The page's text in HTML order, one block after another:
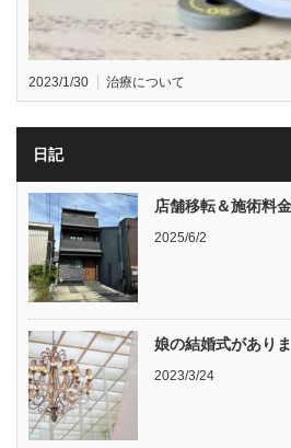
2023/1/30 治療について
日記
店舗移転＆施術料
2025/6/2
娘の結婚式があり
2023/3/24